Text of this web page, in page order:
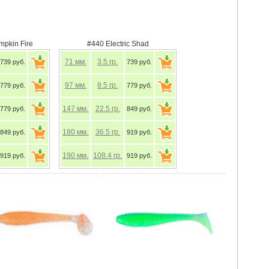
Fire
739 руб.
779 руб.
779 руб.
849 руб.
919 руб.
#440 Electric Shad
71 мм. 3.5 гр. 739 руб.
97 мм. 8.5 гр. 779 руб.
147 мм. 22.5 гр. 849 руб.
180 мм. 36.5 гр. 919 руб.
190 мм. 108.4 гр. 919 руб.